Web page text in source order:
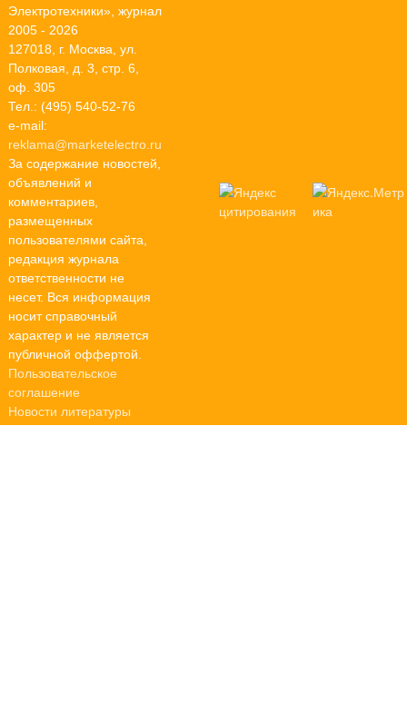
Электротехники», журнал
2005 - 2026
127018, г. Москва, ул.
Полковая, д. 3, стр. 6,
оф. 305
Тел.: (495) 540-52-76
e-mail:
reklama@marketelectro.ru
За содержание новостей,
объявлений и
комментариев,
размещенных
пользователями сайта,
редакция журнала
ответственности не
несет. Вся информация
носит справочный
характер и не является
публичной оффертой.
Пользовательское
соглашение
Новости литературы